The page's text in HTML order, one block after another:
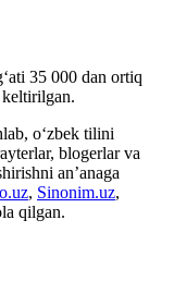
35 000 dan ortiq
keltirilgan.
o‘zbek tilini
blogerlar va
an’anaga
, Sinonim.uz,
qilgan.